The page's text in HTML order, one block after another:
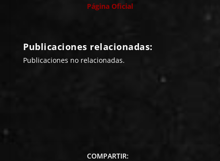
Página Oficial
Publicaciones relacionadas:
Publicaciones no relacionadas.
COMPARTIR: